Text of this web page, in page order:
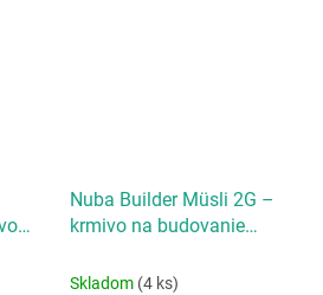
Nuba Builder Müsli 2G –
krmivo na budovanie
Skladom (4 ks)